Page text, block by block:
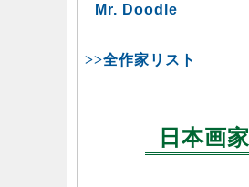
Mr. Doodle
>>全作家リスト
日本画家